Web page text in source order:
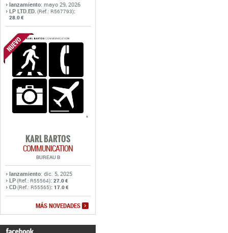
lanzamiento: mayo 29, 2026
LP LTD.ED.(Ref.: R567793):
28.0 €
KARL BARTOS
COMMUNICATION
BUREAU B
lanzamiento: dic. 5, 2025
LP(Ref.: R55564): 27.0 €
CD(Ref.: R55565): 17.0 €
MÁS NOVEDADES